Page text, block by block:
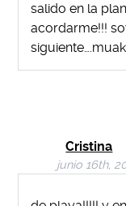
salido en la
acordarme!!!
Cristina
junio 16th,